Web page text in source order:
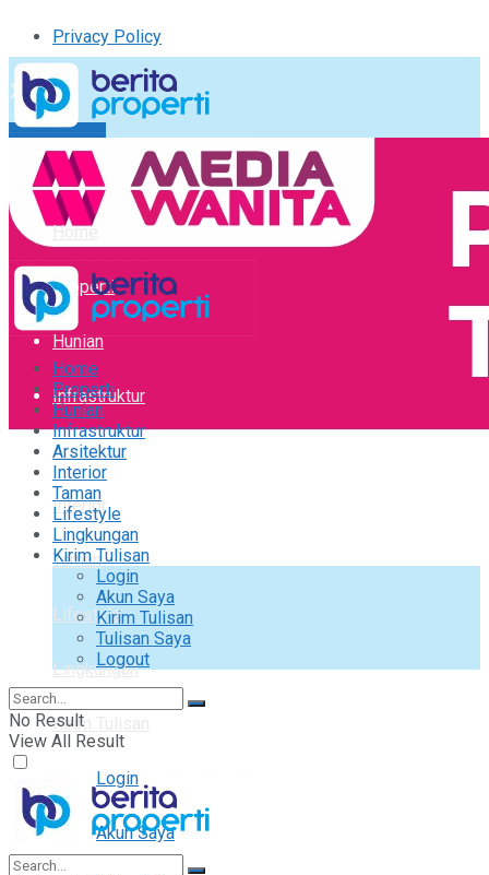
Privacy Policy
Kirim Tulisan
Tulisan Saya
Logout
Home
Properti
Hunian
Infrastruktur
Arsitektur
Interior
Taman
Lifestyle
Lingkungan
Kirim Tulisan
Login
Akun Saya
Home
Properti
Hunian
Infrastruktur
Arsitektur
Interior
Taman
Lifestyle
Lingkungan
Kirim Tulisan
Login
Akun Saya
Kirim Tulisan
Tulisan Saya
Logout
No Result
View All Result